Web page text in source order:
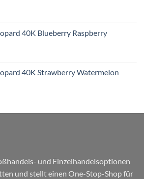
40K Blueberry Raspberry
40K Strawberry Watermelon
und Einzelhandelsoptionen
und stellt einen One-Stop-Shop für